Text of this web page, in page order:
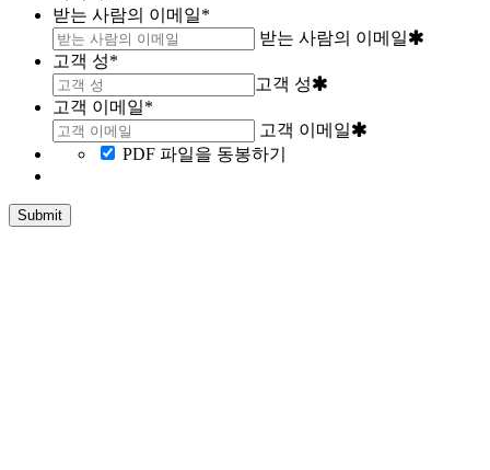
받는 사람의 이메일*
받는 사람의 이메일
고객 성*
고객 성
고객 이메일*
고객 이메일
PDF 파일을 동봉하기
Submit